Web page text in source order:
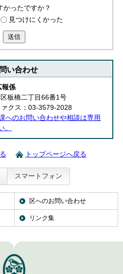
かったですか？
見つけにくかった
送信
い合わせ
報係
板橋二丁目66番1号
クス：03-3579-2028
へのお問い合わせや相談は専用
。
トップページへ戻る
スマートフォン
区へのお問い合わせ
リンク集